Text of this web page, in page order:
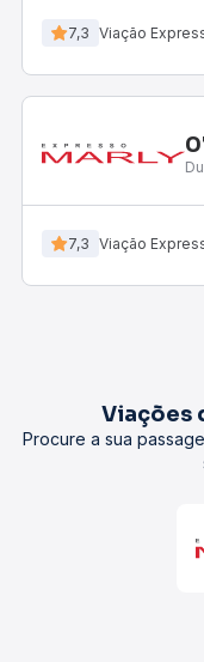
7,3 Viação
7,3 Viação
Viações
Procure a sua